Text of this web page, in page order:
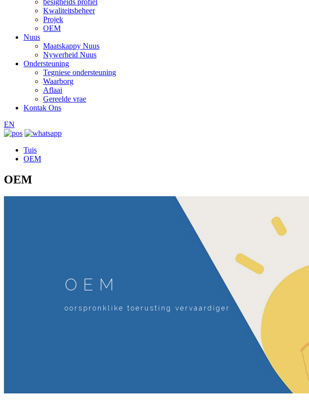
besigheids profiel
Kwaliteitsbeheer
Projek
OEM
Nuus
Maatskappy Nuus
Nywerheid Nuus
Ondersteuning
Tegniese ondersteuning
Waarborg
Aflaai
Gereelde vrae
Kontak Ons
EN
Tuis
OEM
OEM
OEM
oorspronklike toerusting vervaardiger